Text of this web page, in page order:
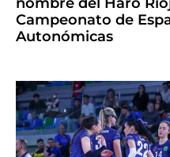
Campeonato de
Autonómicas